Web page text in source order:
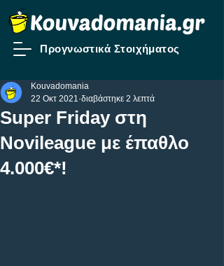
Προγνωστικά Στοιχήματος
Super Friday στη
Novileague με έπαθλο
4.000€*!
Kouvadomania
22 Οκτ 2021 διαβάστηκε 2 λεπτά